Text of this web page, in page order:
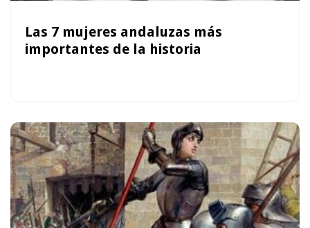
Las 7 mujeres andaluzas más
importantes de la historia